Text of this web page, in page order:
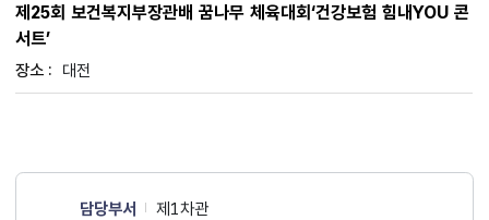
제25회 보건복지부장관배 꿈나무 체육대회‘건강보험 힘내YOU 콘
서트’
대전
담당부서
제1차관